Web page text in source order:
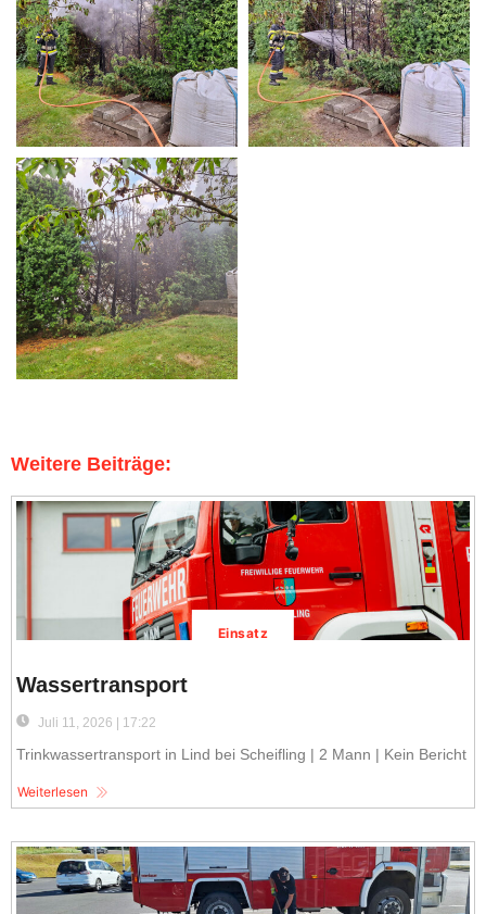
Weitere Beiträge:
Einsatz
Wassertransport
Juli 11, 2026 | 17:22
Trinkwassertransport in Lind bei Scheifling | 2 Mann | Kein Bericht
Weiterlesen